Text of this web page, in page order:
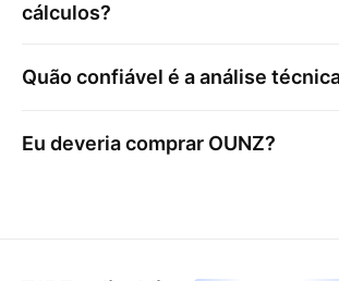
cálculos?
Quão confiável é a análise
Eu deveria comprar OUNZ?